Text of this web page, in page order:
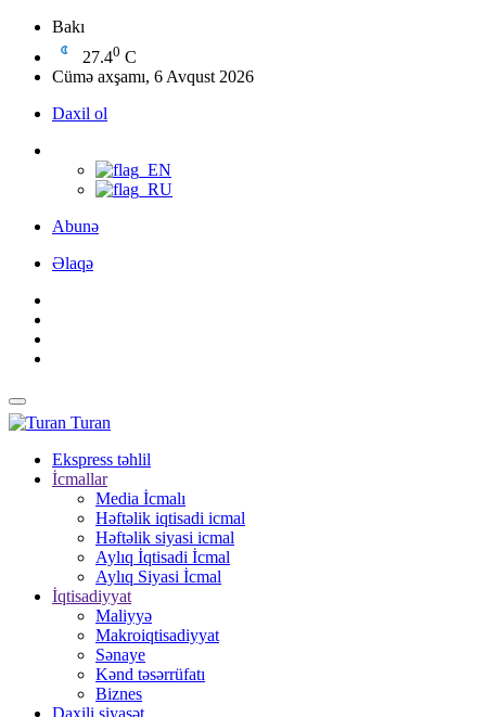
Bakı
27.40 C
Cümə axşamı, 6 Avqust 2026
Daxil ol
Abunə
Əlaqə
Turan
Ekspress təhlil
İcmallar
Media İcmalı
Həftəlik iqtisadi icmal
Həftəlik siyasi icmal
Aylıq İqtisadi İcmal
Aylıq Siyasi İcmal
İqtisadiyyat
Maliyyə
Makroiqtisadiyyat
Sənaye
Kənd təsərrüfatı
Biznes
Daxili siyasət